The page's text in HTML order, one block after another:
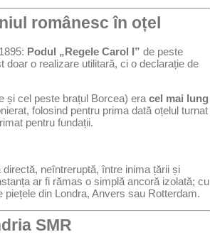
românesc în oțel
Podul „Regele Carol I” de peste
doar o realizare utilitară, ci o declarație de
și cel peste brațul Borcea) era cel mai lung
folosind pentru prima dată oțelul turnat
pentru fundații.
neîntreruptă, între inima țării și
ar fi rămas o simplă ancoră izolată; cu
din Londra, Anvers sau Rotterdam.
SMR